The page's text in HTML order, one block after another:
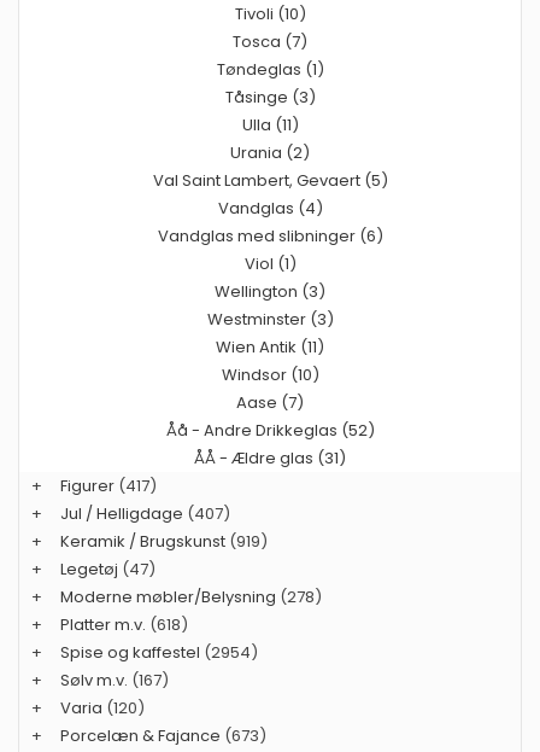
Tivoli (10)
Tosca (7)
Tøndeglas (1)
Tåsinge (3)
Ulla (11)
Urania (2)
Val Saint Lambert, Gevaert (5)
Vandglas (4)
Vandglas med slibninger (6)
Viol (1)
Wellington (3)
Westminster (3)
Wien Antik (11)
Windsor (10)
Aase (7)
Åå - Andre Drikkeglas (52)
ÅÅ - Ældre glas (31)
+
Figurer (417)
+
Jul / Helligdage (407)
+
Keramik / Brugskunst (919)
+
Legetøj (47)
+
Moderne møbler/Belysning (278)
+
Platter m.v. (618)
+
Spise og kaffestel (2954)
+
Sølv m.v. (167)
+
Varia (120)
+
Porcelæn & Fajance (673)